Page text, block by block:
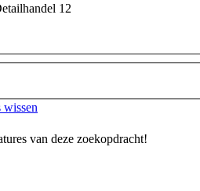
12
van deze zoekopdracht!